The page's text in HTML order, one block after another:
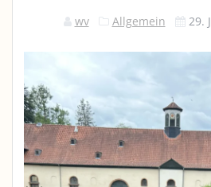
wv Allgemein 29.